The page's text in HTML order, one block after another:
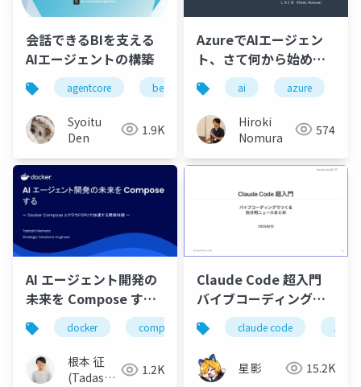
会話できるBIを支える
AIエージェントの構築
agentcore bedrock
Syoitu
Den
1.9K
AzureでAIエージェン
ト、さて何から始め
る？
ai azure
Hiroki
Nomura
574
AI エージェント開発の
未来を Compose する
〜 Docker Compose
とクラウドGPUで加速
する開発体験 〜
docker compose llm mcp
根本 征
(Tadashi
1.2K
Claude Code 超入門
バイブコーディングで
つくる自分用ニュース
まとめ
claude code バイ
星影 15.2K